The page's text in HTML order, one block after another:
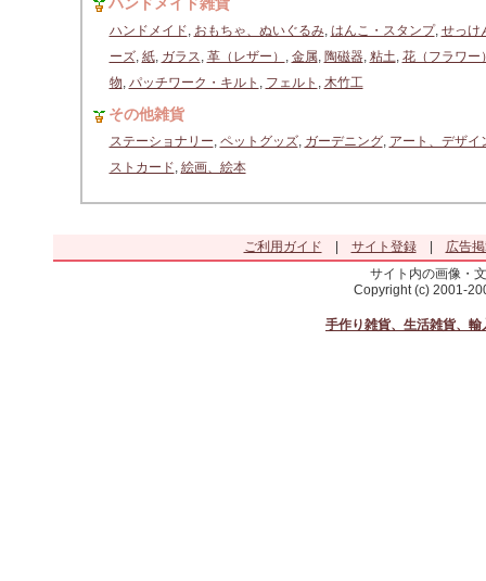
ハンドメイド雑貨
ハンドメイド, おもちゃ、ぬいぐるみ, はんこ・スタンプ, せっけ
ーズ, 紙, ガラス, 革（レザー） , 金属, 陶磁器, 粘土, 花（フラワー
物, パッチワーク・キルト , フェルト , 木竹工
その他雑貨
ステーショナリー, ペットグッズ, ガーデニング, アート、デザイ
ストカード, 絵画、絵本
ご利用ガイド サイト登録|
広告
サイト内の画像・
Copyright (c) 2001-
手作り雑貨、生活雑貨、